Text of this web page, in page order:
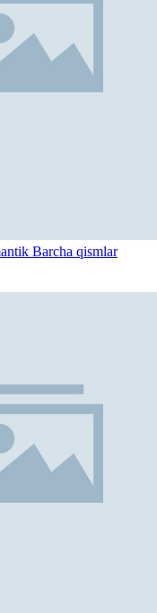
Barcha qismlar